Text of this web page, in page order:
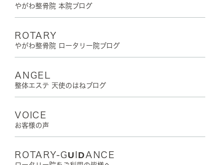
やがわ整骨院 本院ブログ
ROTARY
やがわ整骨院 ロータリー院ブログ
ANGEL
整体エステ 天使のはねブログ
VOICE
お客様の声
ROTARY-GUIDANCE